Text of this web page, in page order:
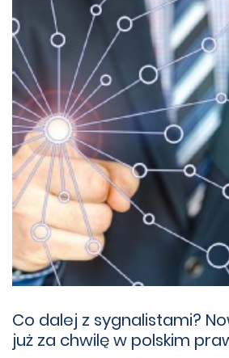
Co dalej z sygnalistami?
już za chwilę w polskim